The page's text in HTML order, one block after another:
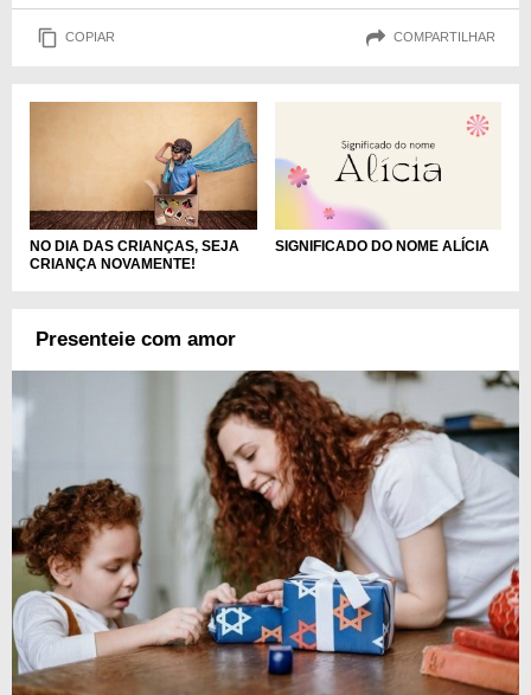
COPIAR COMPARTILHAR
NO DIA DAS CRIANÇAS, SEJA
CRIANÇA NOVAMENTE!
SIGNIFICADO DO NOME ALÍCIA
Presenteie com amor